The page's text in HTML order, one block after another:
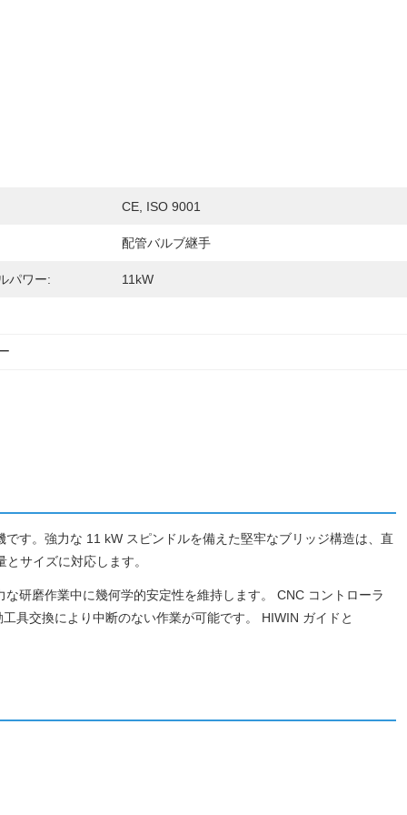
CE, ISO 9001
配管バルブ継手
パワー: 11kW
す。強力な 11 kW スピンドルを備えた堅牢なブリッジ構造は、直
サイズに対応します。
研磨作業中に幾何学的安定性を維持します。 CNC コントローラ
具交換により中断のない作業が可能です。 HIWIN ガイドと